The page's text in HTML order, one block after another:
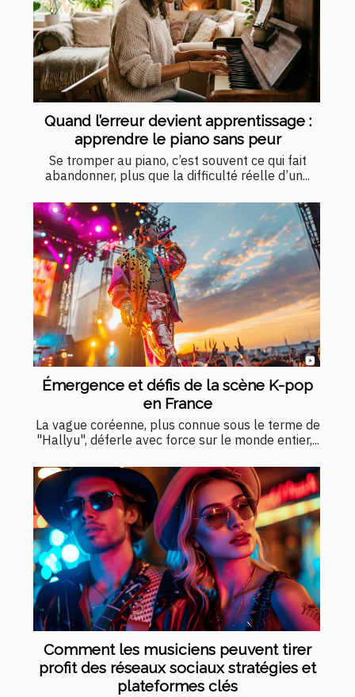
Quand l’erreur devient apprentissage :
apprendre le piano sans peur
Se tromper au piano, c’est souvent ce qui fait
abandonner, plus que la difficulté réelle d’un...
Émergence et défis de la scène K-pop
en France
La vague coréenne, plus connue sous le terme de
"Hallyu", déferle avec force sur le monde entier,...
Comment les musiciens peuvent tirer
profit des réseaux sociaux stratégies et
plateformes clés